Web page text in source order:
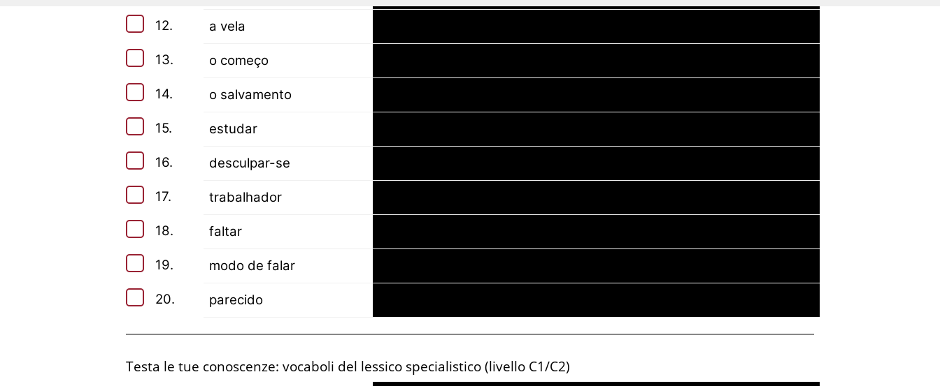
12. a vela
13. o começo
14. o salvamento
15. estudar
16. desculpar-se
17. trabalhador
18. faltar
19. modo de falar
20. parecido
Testa le tue conoscenze: vocaboli del lessico specialistico (livello C1/C2)